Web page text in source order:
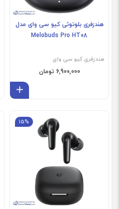
هندزفری بلوتوثی کیو سی وای مدل
Melobuds Pro HT08
هندزفری کیو‌ سی وای
6,900,000 تومان
فروش ویژه
15%